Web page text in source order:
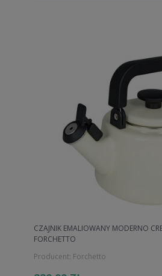
CZAJNIK EMALIOWANY MODERNO
FORCHETTO
Producent: Forchetto